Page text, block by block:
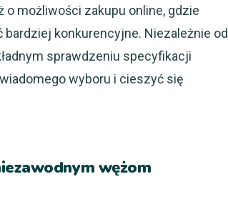
możliwości zakupu online, gdzie
konkurencyjne. Niezależnie od
sprawdzeniu specyfikacji
wyboru i cieszyć się
wężom